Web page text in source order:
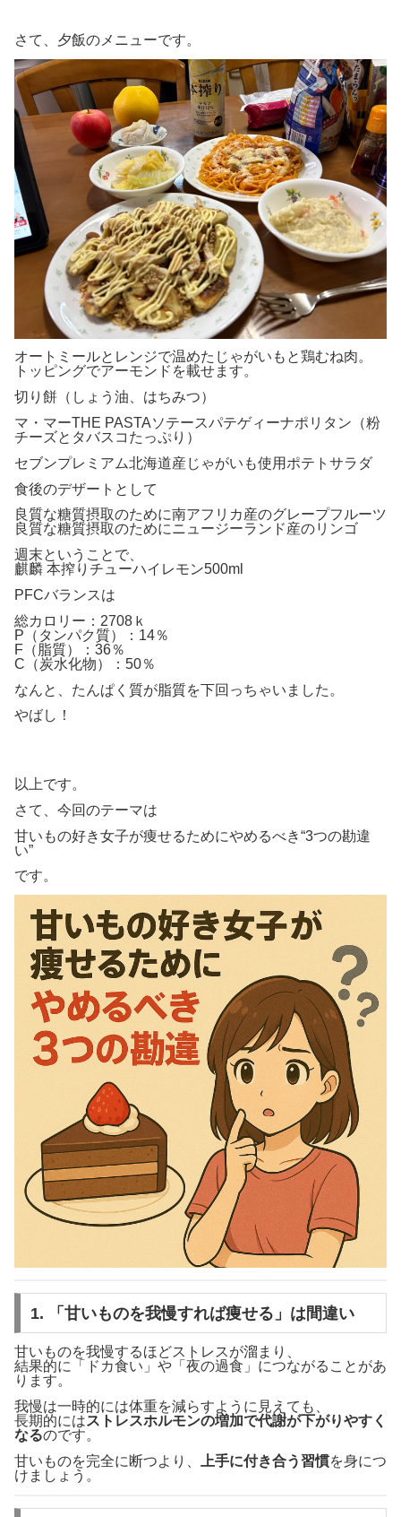
さて、夕飯のメニューです。
オートミールとレンジで温めたじゃがいもと鶏むね肉。
トッピングでアーモンドを載せます。
切り餅（しょう油、はちみつ）
マ・マーTHE PASTAソテースパテゲィーナポリタン（粉
チーズとタバスコたっぷり）
セブンプレミアム北海道産じゃがいも使用ポテトサラダ
食後のデザートとして
良質な糖質摂取のために南アフリカ産のグレープフルーツ
良質な糖質摂取のためにニュージーランド産のリンゴ
週末ということで、
麒麟 本搾りチューハイレモン500ml
PFCバランスは
総カロリー：2708ｋ
P（タンパク質）：14％
F（脂質）：36％
C（炭水化物）：50％
なんと、たんぱく質が脂質を下回っちゃいました。
やばし！
以上です。
さて、今回のテーマは
甘いもの好き女子が痩せるためにやめるべき“3つの勘違
い”
です。
1. 「甘いものを我慢すれば痩せる」は間違い
甘いものを我慢するほどストレスが溜まり、
結果的に「ドカ食い」や「夜の過食」につながることがあ
ります。
我慢は一時的には体重を減らすように見えても、
長期的にはストレスホルモンの増加で代謝が下がりやすく
なるのです。
甘いものを完全に断つより、
上手に付き合う習慣を身につ
けましょう。